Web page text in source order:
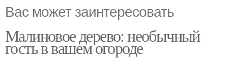
Вас может заинтересовать
Малиновое дерево: необычный
гость в вашем огороде